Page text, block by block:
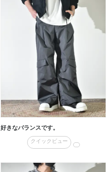
好きなバランスです。
クイックビュー